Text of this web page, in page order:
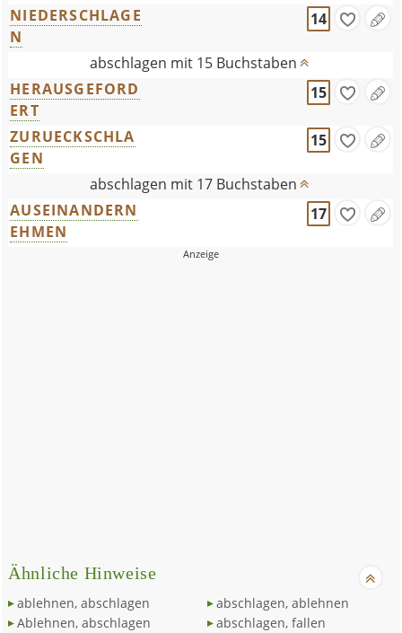
NIEDERSCHLAGE
N
14
abschlagen mit 15 Buchstaben
HERAUSGEFORD
ERT
15
ZURUECKSCHLA
GEN
15
abschlagen mit 17 Buchstaben
AUSEINANDERN
EHMEN
17
Ähnliche Hinweise
ablehnen, abschlagen
Ablehnen, abschlagen
abschlagen, ablehnen
abschlagen, fallen